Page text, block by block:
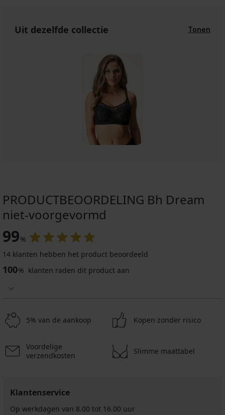
Uit dezelfde collectie Tonen
-13%
2PACK
katoenen
23,79
-20 % BRA20
Astratex
9,89
7,91
€
PRODUCTBEOORDELING Bh Dream
niet-voorgevormd
99%
14 klanten hebben het product beoordeeld
100% klanten raden dit product aan
5% van de aankoop Kopen zonder risico
Voordelige
verzendkosten
Slimme maattabel
Klantenservice
Op werkdagen van 8.00 tot 16.00 uur